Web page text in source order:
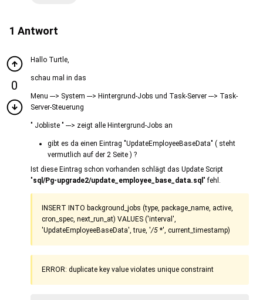
1 Antwort
0
Hallo Turtle,
schau mal in das
Menu ---> System ---> Hintergrund-Jobs und Task-Server ---> Task-
Server-Steuerung
" Jobliste " ---> zeigt alle Hintergrund-Jobs an
gibt es da einen Eintrag "UpdateEmployeeBaseData" ( steht
vermutlich auf der 2 Seite ) ?
Ist diese Eintrag schon vorhanden schlägt das Update Script
"sql/Pg-upgrade2/update_employee_base_data.sql " fehl.
INSERT INTO background_jobs (type, package_name, active,
cron_spec, next_run_at) VALUES ('interval',
'UpdateEmployeeBaseData', true, '/5 *', current_timestamp)
ERROR: duplicate key value violates unique constraint